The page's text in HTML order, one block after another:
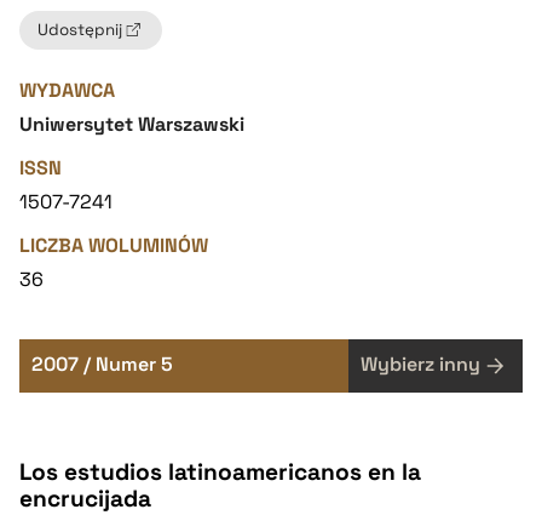
Udostępnij
WYDAWCA
Uniwersytet Warszawski
ISSN
1507-7241
LICZBA WOLUMINÓW
36
2007 / Numer 5 Wybierz inny
Los estudios latinoamericanos en la
encrucijada